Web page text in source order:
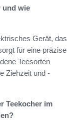
und wie
Gerät, das
für eine präzise
Teesorten
Ziehzeit und -
Teekocher im